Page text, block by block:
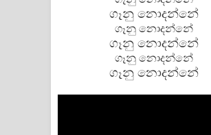
ගෑනු නොදන්නේ
ගෑනු නොදන්නේ
ගෑනු නොදන්නේ
ගෑනු නොදන්නේ
ගෑනු නොදන්නේ